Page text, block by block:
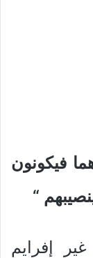
فيكونون
“
إفرايم